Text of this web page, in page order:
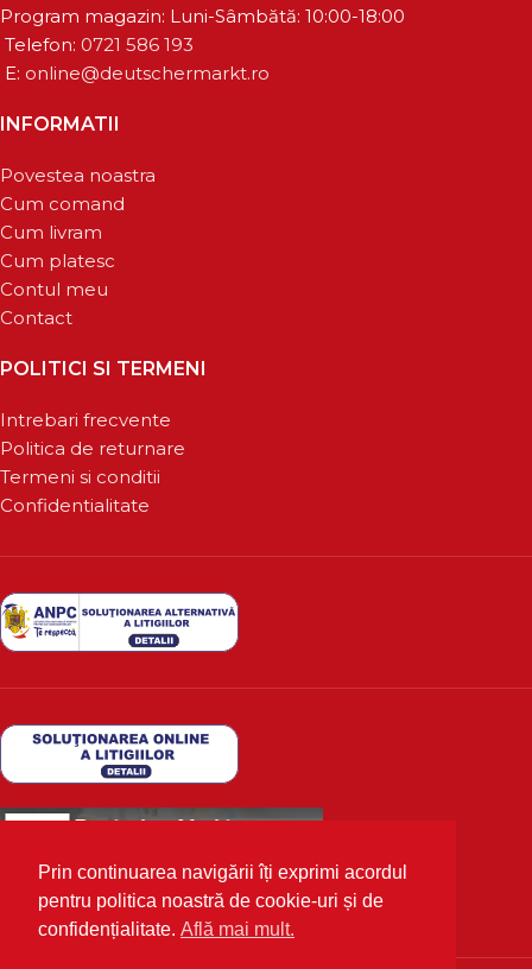
Prin continuarea navigării îți exprimi acordul
pentru politica noastră de cookie-uri și de
confidențialitate. Află mai mult.
Program magazin: Luni-Sâmbătă: 10:00-18:00
Telefon: 0721 586 193
E: online@deutschermarkt.ro
INFORMATII
Povestea noastra
Cum comand
Cum livram
Cum platesc
Contul meu
Contact
POLITICI SI TERMENI
Intrebari frecvente
Politica de returnare
Termeni si conditii
Confidentialitate